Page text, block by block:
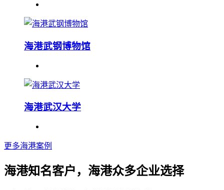
海港武钢博物馆
海港武汉大学
更多海港案例
海港知名客户，海港众多企业选择